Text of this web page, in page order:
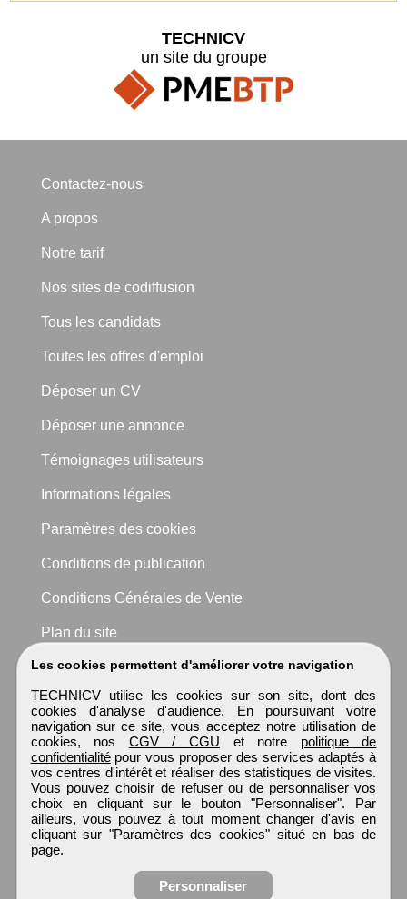
Les cookies permettent d'améliorer votre navigation
TECHNICV utilise les cookies sur son site, dont des
cookies d'analyse d'audience. En poursuivant votre
navigation sur ce site, vous acceptez notre utilisation de
cookies, nos CGV / CGU et notre politique de
confidentialitépour vous proposer des services adaptés à
vos centres d'intérêt et réaliser des statistiques de visites.
Vous pouvez choisir de refuser ou de personnaliser vos
choix en cliquant sur le bouton "Personnaliser". Par
ailleurs, vous pouvez à tout moment changer d'avis en
cliquant sur "Paramètres des cookies" situé en bas de
page.
Personnaliser
TECHNICV
un site du groupe
Contactez-nous
A propos
Notre tarif
Nos sites de codiffusion
Tous les candidats
Toutes les offres d'emploi
Déposer un CV
Déposer une annonce
Témoignages utilisateurs
Informations légales
Paramètres des cookies
Conditions de publication
Conditions Générales de Vente
Plan du site